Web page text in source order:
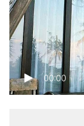
00:00